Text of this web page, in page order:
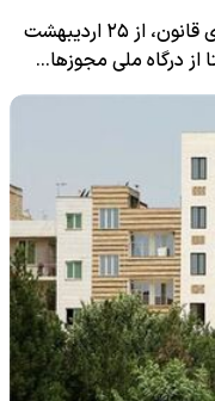
با هدف ساماندهی مشاوران املاک و اجرای قانون، از ۲۵ اردیبهشت
از درگاه ملی مجوزها…